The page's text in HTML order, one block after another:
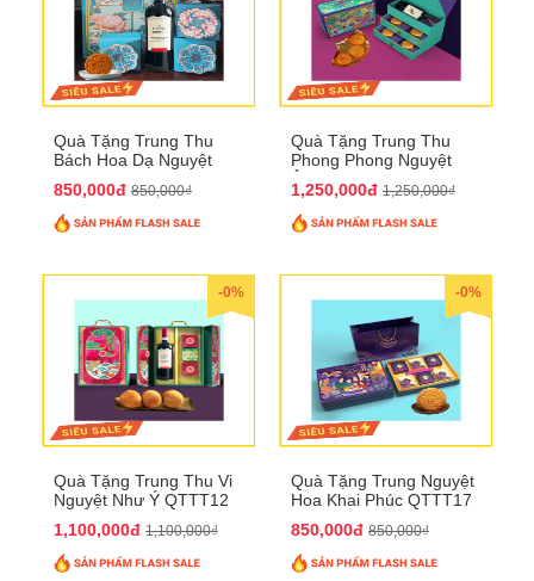
Quà Tặng Trung Thu
Bách Hoa Dạ Nguyệt
850,000đ 850,000₫
Quà Tặng Trung Thu
Phong Phong Nguyệt
1,250,000đ 1,250,000₫
-0%
Quà Tặng Trung Thu Vi
Nguyệt Như Ý QTTT12
1,100,000đ 1,100,000₫
-0%
Quà Tặng Trung Nguyệt
Hoa Khai Phúc QTTT17
850,000đ 850,000₫